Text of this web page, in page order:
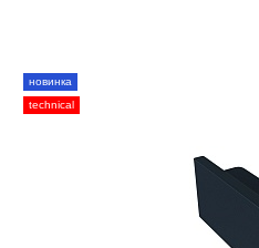
новинка
technical